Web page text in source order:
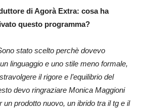
di Agorà Extra: cosa ha
questo programma?
stato scelto perchè dovevo
linguaggio e uno stile meno formale,
il rigore e l’equilibrio del
devo ringraziare Monica Maggioni
prodotto nuovo, un ibrido tra il tg e il